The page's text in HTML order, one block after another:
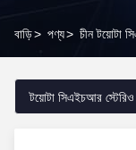
বাড়ি> পণ্য> চীন টয়োটা
টয়োটা সিএইচআর স্টেরিও